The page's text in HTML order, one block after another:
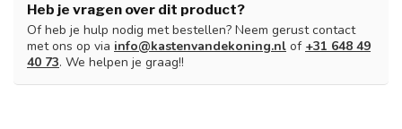
Heb je vragen over dit product?
Of heb je hulp nodig met bestellen? Neem gerust contact
met ons op via info@kastenvandekoning.nl of +31 648 49
40 73. We helpen je graag!!